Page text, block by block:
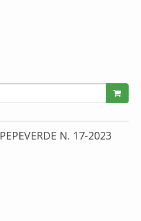
PEPEVERDE N. 17-2023